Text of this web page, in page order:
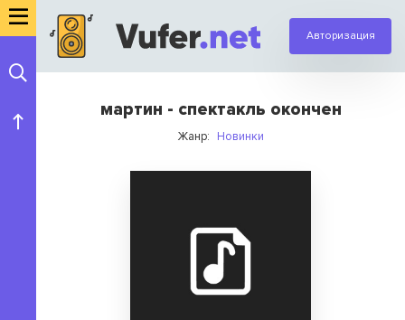
Авторизация
мартин - спектакль окончен
Жанр: Новинки